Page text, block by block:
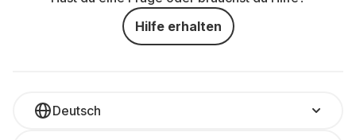
Hilfe erhalten
Deutsch